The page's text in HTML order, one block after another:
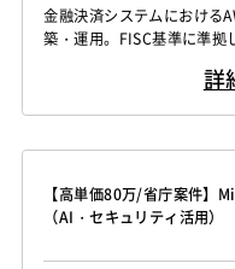
金融決済システムにおける
築・運用。FISC基準に準
詳
【高単価80万/省庁案件
（AI・セキュリティ活用）